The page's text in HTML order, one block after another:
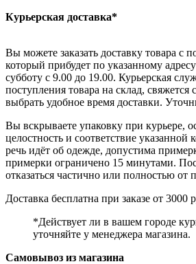
Курьерская доставка*
Вы можете заказать доставку товара с
который прибудет по указанному
субботу с 9.00 до 19.00. Курьерская
поступления товара на склад,
выбрать удобное время доставки.
Вы вскрываете упаковку при курьере,
целостность и соответствие указанной
речь идёт об одежде, допустима
примерки ограничено 15 минутами.
отказаться частично или полностью от
Доставка бесплатна при заказе от 3000
*Действует ли в вашем городе
уточняйте у менеджера магазина.
Самовывоз из магазина